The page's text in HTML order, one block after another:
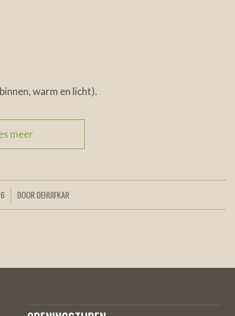
warm en licht).
meer
DOOR DEHUIFKAR